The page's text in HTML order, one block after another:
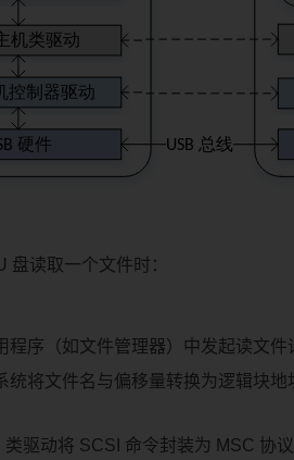
盘读取一个文件时：
程序（如文件管理器）中发起读文件
统将文件名与偏移量转换为逻辑块
驱动将 SCSI 命令封装为 MSC 协